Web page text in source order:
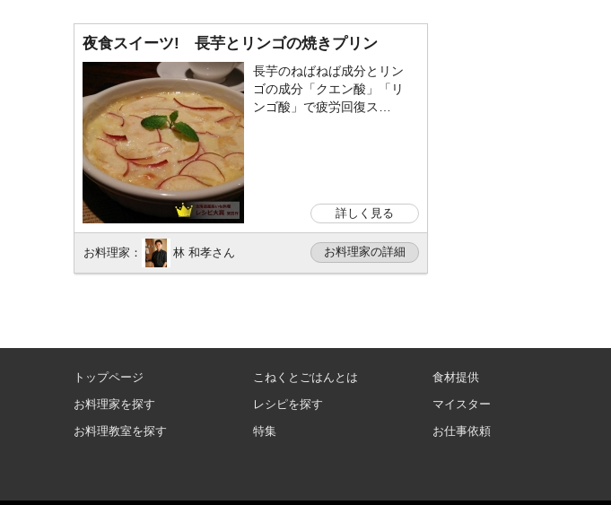
夜食スイーツ! 長芋とリンゴの焼きプリン
長芋のねばねば成分とリン
ゴの成分「クエン酸」「リ
ンゴ酸」で疲労回復ス…
詳しく見る
お料理家： 林 和孝さん お料理家の詳細
トップページ
お料理家を探す
お料理教室を探す
こねくとごはんとは
レシピを探す
特集
食材提供
マイスター
お仕事依頼